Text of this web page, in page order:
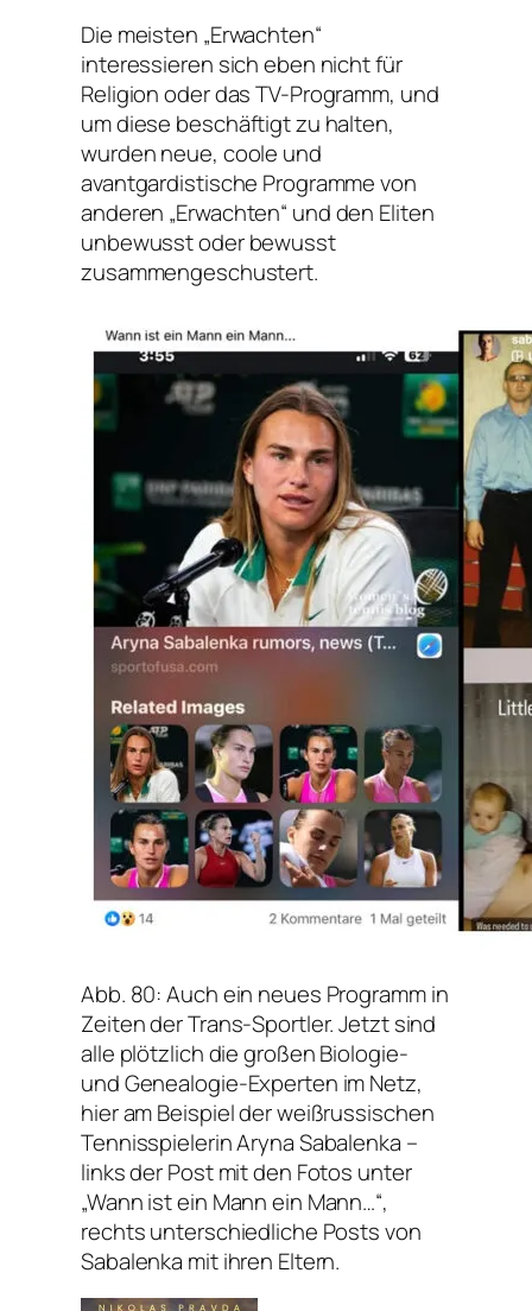
Die meisten „Erwachten“
interessieren sich eben nicht für
Religion oder das TV-Programm, und
um diese beschäftigt zu halten,
wurden neue, coole und
avantgardistische Programme von
anderen „Erwachten“ und den Eliten
unbewusst oder bewusst
zusammengeschustert.
Abb. 80: Auch ein neues Programm in
Zeiten der Trans-Sportler. Jetzt sind
alle plötzlich die großen Biologie-
und Genealogie-Experten im Netz,
hier am Beispiel der weißrussischen
Tennisspielerin Aryna Sabalenka –
links der Post mit den Fotos unter
„Wann ist ein Mann ein Mann…“,
rechts unterschiedliche Posts von
Sabalenka mit ihren Eltern.